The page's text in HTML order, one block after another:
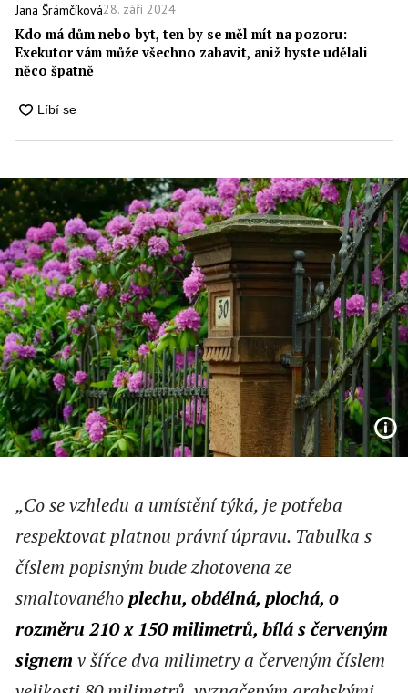
Jana Šrámčíková28. září 2024
Kdo má dům nebo byt, ten by se měl mít na pozoru:
Exekutor vám může všechno zabavit, aniž byste udělali
něco špatně
„Co se vzhledu a umístění týká, je potřeba
respektovat platnou právní úpravu. Tabulka s
číslem popisným bude zhotovena ze
smaltovanéhoplechu, obdélná, plochá, o
rozměru 210 x 150 milimetrů, bílá s červeným
signem v šířce dva milimetry a červeným číslem